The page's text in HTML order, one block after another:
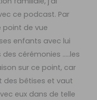
ce podcast. Par
de vue
enfants avec lui
cérémonies …..les
sur ce point, car
des bêtises et vaut
eux dans de telle